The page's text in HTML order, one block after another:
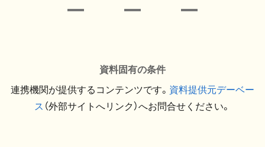
資料固有の条件
連携機関が提供するコンテンツです。 資料提供元デーベー
ス （外部サイトへリンク）へお問合せください。